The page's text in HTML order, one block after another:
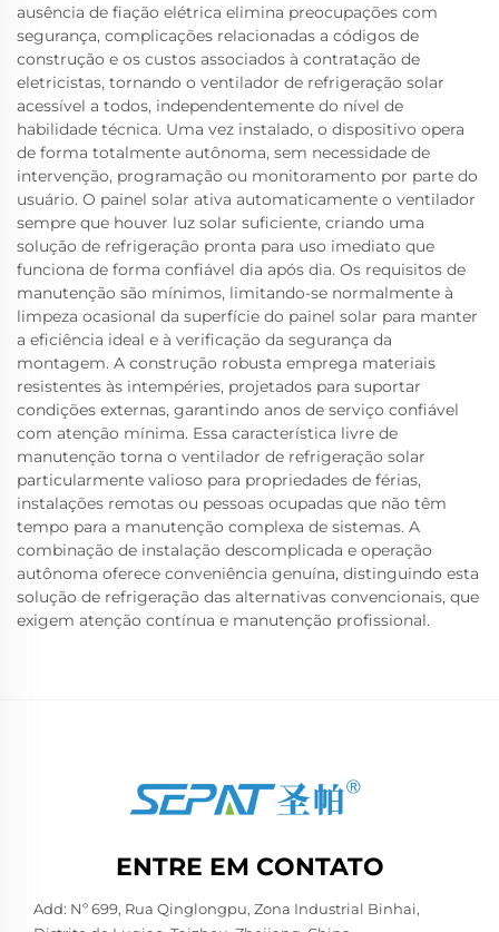
ausência de fiação elétrica elimina preocupações com
segurança, complicações relacionadas a códigos de
construção e os custos associados à contratação de
eletricistas, tornando o ventilador de refrigeração solar
acessível a todos, independentemente do nível de
habilidade técnica. Uma vez instalado, o dispositivo opera
de forma totalmente autônoma, sem necessidade de
intervenção, programação ou monitoramento por parte do
usuário. O painel solar ativa automaticamente o ventilador
sempre que houver luz solar suficiente, criando uma
solução de refrigeração pronta para uso imediato que
funciona de forma confiável dia após dia. Os requisitos de
manutenção são mínimos, limitando-se normalmente à
limpeza ocasional da superfície do painel solar para manter
a eficiência ideal e à verificação da segurança da
montagem. A construção robusta emprega materiais
resistentes às intempéries, projetados para suportar
condições externas, garantindo anos de serviço confiável
com atenção mínima. Essa característica livre de
manutenção torna o ventilador de refrigeração solar
particularmente valioso para propriedades de férias,
instalações remotas ou pessoas ocupadas que não têm
tempo para a manutenção complexa de sistemas. A
combinação de instalação descomplicada e operação
autônoma oferece conveniência genuína, distinguindo esta
solução de refrigeração das alternativas convencionais, que
exigem atenção contínua e manutenção profissional.
ENTRE EM CONTATO
Add: Nº 699, Rua Qinglongpu, Zona Industrial Binhai,